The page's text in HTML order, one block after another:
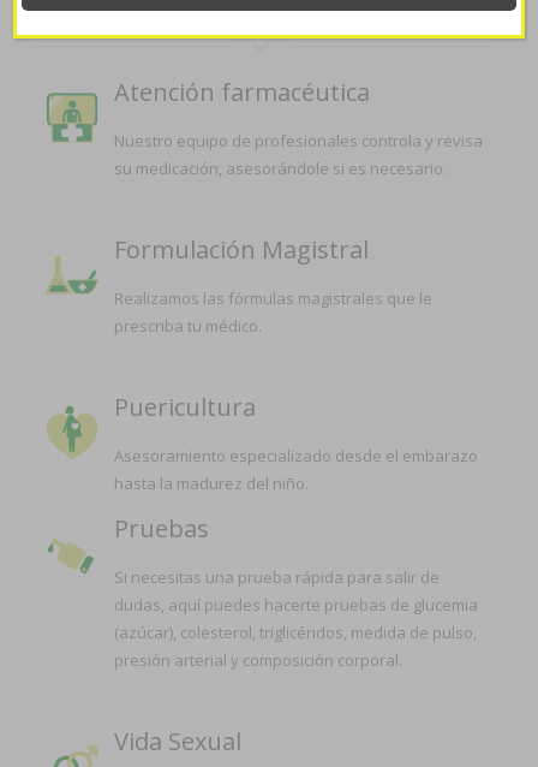
Atención farmacéutica
Nuestro equipo de profesionales controla y revisa
su medicación, asesorándole si es necesario.
Formulación Magistral
Realizamos las fórmulas magistrales que le
prescriba tu médico.
Puericultura
Asesoramiento especializado desde el embarazo
hasta la madurez del niño.
Pruebas
Si necesitas una prueba rápida para salir de
dudas, aquí puedes hacerte pruebas de glucemia
(azúcar), colesterol, triglicéridos, medida de pulso,
presión arterial y composición corporal.
Vida Sexual